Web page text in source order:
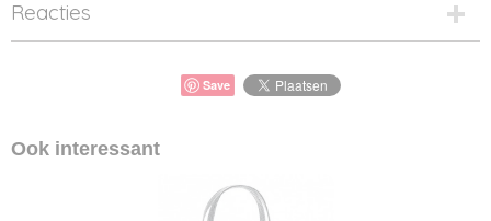
Reacties
Save
Ook interessant